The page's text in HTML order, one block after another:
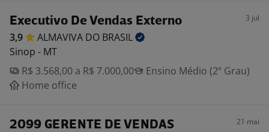
Executivo De Vendas Externo 3 jul
3,9 ALMAVIVA DO BRASIL
Sinop - MT
R$ 3.568,00 a R$ 7.000,00
Ensino Médio (2º Grau)
Home office
2099 GERENTE DE VENDAS 21 mai